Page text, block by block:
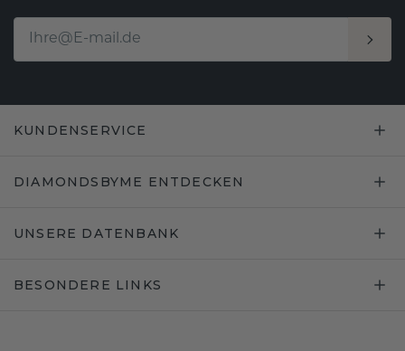
KUNDENSERVICE
DIAMONDSBYME ENTDECKEN
UNSERE DATENBANK
BESONDERE LINKS